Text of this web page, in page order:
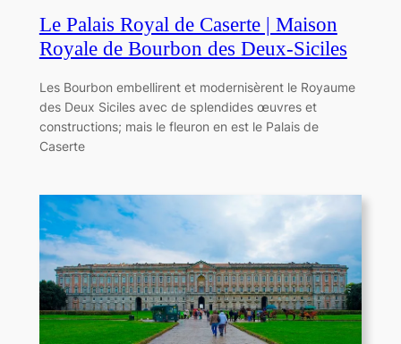
Le Palais Royal de Caserte | Maison
Royale de Bourbon des Deux-Siciles
Les Bourbon embellirent et modernisèrent le Royaume
des Deux Siciles avec de splendides œuvres et
constructions; mais le fleuron en est le Palais de
Caserte